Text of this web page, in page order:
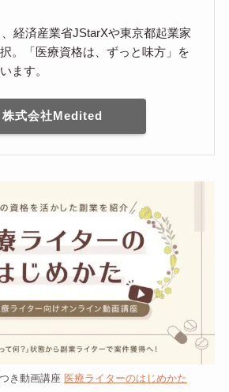
経済産業省JStarXや東京都起業家
。「医療資格は、ずっと味方」を
ます。
株式会社Medited
き動画講座 医療ライターのはじめかた